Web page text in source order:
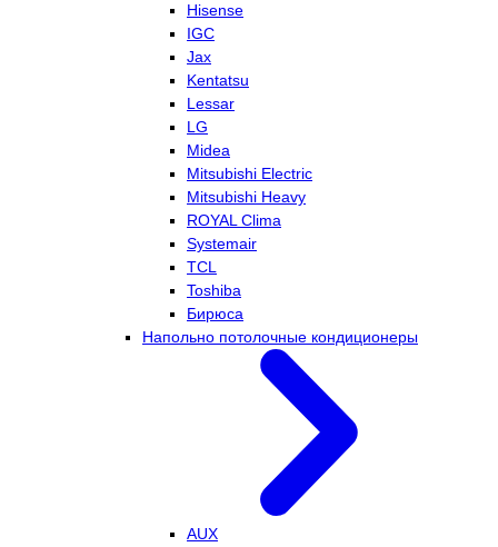
Hisense
IGC
Jax
Kentatsu
Lessar
LG
Midea
Mitsubishi Electric
Mitsubishi Heavy
ROYAL Clima
Systemair
TCL
Toshiba
Бирюса
Напольно потолочные кондиционеры
AUX